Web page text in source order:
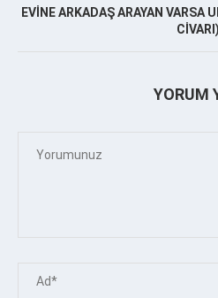
EVİNE ARKADAŞ ARAYAN VARSA
CİVARI)
YORUM